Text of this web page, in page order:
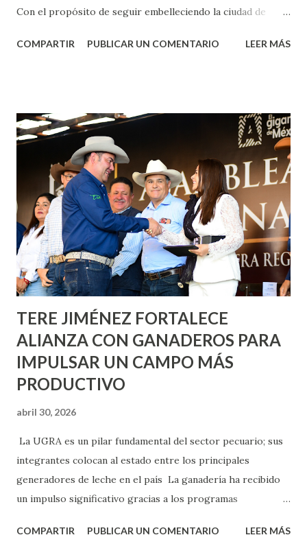
Con el propósito de seguir embelleciendo la ciudad de
municipal, Leo Montañez dio inicio al programa
Corazón Urbano y el Municipio capital. Leo Montañez
informó que en este programa se usarán cerca de 90 mil
metros cuadrados de pintura, para dar inicio en la calle
Nieto, entre Jesús F. Elizondo y la calle 22 de Octubre, con
lo que se aplicará pintura en 66 casas. Posteriormente se
llevará este programa a Villas de Nuestra Señora de la
Asunción, Avenida Alameda y Decreto 27 de Septiembre, en
los edificios FOVISSSTE Ojo de Agua, en la comunidad
Norias de Paso Hondo y en los edificios de...
COMPARTIR PUBLICAR UN COMENTARIO LEER MÁS
TERE JIMÉNEZ FORTALECE
ALIANZA CON GANADEROS PARA
IMPULSAR UN CAMPO MÁS
PRODUCTIVO
abril 30, 2026
La UGRA es un pilar fundamental del sector pecuario; sus
integrantes colocan al estado entre los principales
generadores de leche en el país La ganadería ha recibido
un impulso significativo gracias a los programas
muestra de su respaldo firme y decidido al campo, la
COMPARTIR PUBLICAR UN COMENTARIO LEER MÁS